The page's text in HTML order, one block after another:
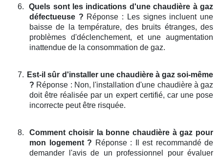
6.
Quels sont les indications d'une chaudière à gaz
défectueuse ? Réponse : Les signes incluent une
baisse de la température, des bruits étranges, des
problèmes d'déclenchement, et une augmentation
inattendue de la consommation de gaz.
7. Est-il sûr d'installer une chaudière à gaz soi-même
? Réponse : Non, l'installation d'une chaudière à gaz
doit être réalisée par un expert certifié, car une pose
incorrecte peut être risquée.
8.
Comment choisir la bonne chaudière à gaz pour
mon logement ? Réponse : Il est recommandé de
demander l'avis de un professionnel pour évaluer